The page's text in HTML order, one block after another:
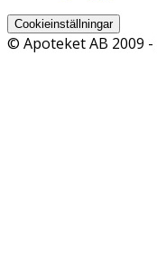
Cookieinställningar
© Apoteket AB 2009 -